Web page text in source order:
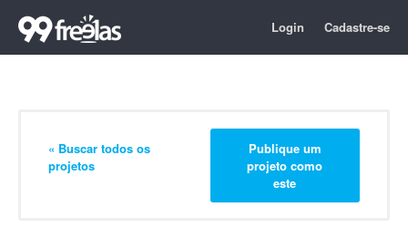
Login Cadastre-se
« Buscar todos os
projetos
Publique um
projeto como
este